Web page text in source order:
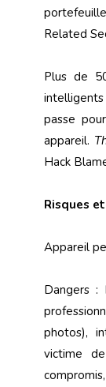
Related
Plus de
passe
appareil.
Hack
Risques
Appareil
Dangers :
photos),
victime